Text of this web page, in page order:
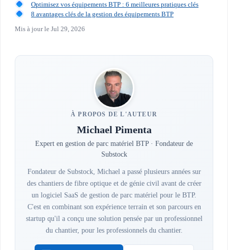
Optimisez vos équipements BTP : 6 meilleures pratiques clés
8 avantages clés de la gestion des équipements BTP
Mis à jour le Jul 29, 2026
À PROPOS DE L'AUTEUR
Michael Pimenta
Expert en gestion de parc matériel BTP · Fondateur de
Substock
Fondateur de Substock, Michael a passé plusieurs années sur
des chantiers de fibre optique et de génie civil avant de créer
un logiciel SaaS de gestion de parc matériel pour le BTP.
C'est en combinant son expérience terrain et son parcours en
startup qu'il a conçu une solution pensée par un professionnel
du chantier, pour les professionnels du chantier.